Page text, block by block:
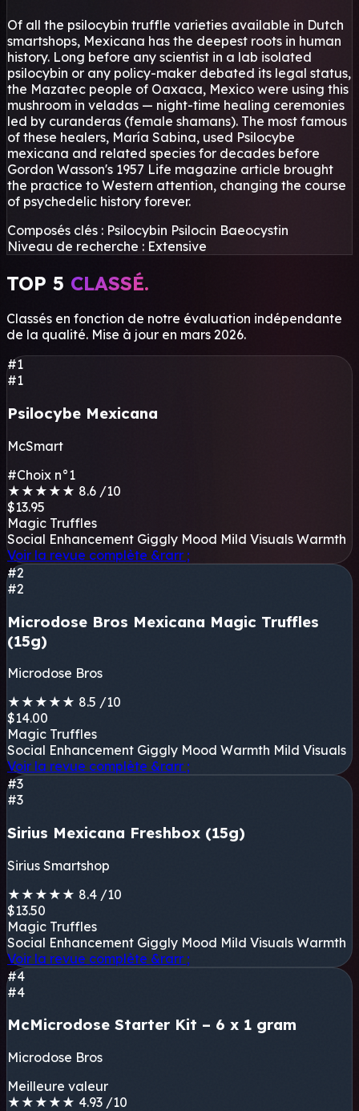
Of all the psilocybin truffle varieties available in Dutch
smartshops, Mexicana has the deepest roots in human
history. Long before any scientist in a lab isolated
psilocybin or any policy-maker debated its legal status,
the Mazatec people of Oaxaca, Mexico were using this
mushroom in veladas — night-time healing ceremonies
led by curanderas (female shamans). The most famous
of these healers, María Sabina, used Psilocybe
mexicana and related species for decades before
Gordon Wasson's 1957 Life magazine article brought
the practice to Western attention, changing the course
of psychedelic history forever.
Composés clés : Psilocybin Psilocin Baeocystin
Niveau de recherche : Extensive
TOP 5 CLASSÉ.
Classés en fonction de notre évaluation indépendante
de la qualité. Mise à jour en mars 2026.
#1
#1
Psilocybe Mexicana
McSmart
#Choix n°1
★ ★ ★ ★ ★ 8.6 /10
$13.95
Magic Truffles
Social Enhancement Giggly Mood Mild Visuals Warmth
Voir la revue complète &rarr ;
#2
#2
Microdose Bros Mexicana Magic Truffles
(15g)
Microdose Bros
★ ★ ★ ★ ★ 8.5 /10
$14.00
Magic Truffles
Social Enhancement Giggly Mood Warmth Mild Visuals
Voir la revue complète &rarr ;
#3
#3
Sirius Mexicana Freshbox (15g)
Sirius Smartshop
★ ★ ★ ★ ★ 8.4 /10
$13.50
Magic Truffles
Social Enhancement Giggly Mood Mild Visuals Warmth
Voir la revue complète &rarr ;
#4
#4
McMicrodose Starter Kit – 6 x 1 gram
Microdose Bros
Meilleure valeur
★ ★ ★ ★ ★ 4.93 /10